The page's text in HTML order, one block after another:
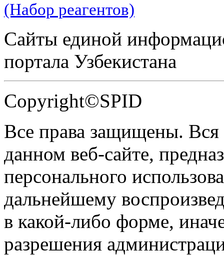
(Набор реагентов)
Сайты единой
портала Узбекистана
Copyright©SPID
Все права защищены.
данном веб-сайте,
персонального
дальнейшему
в какой-либо форме,
разрешения